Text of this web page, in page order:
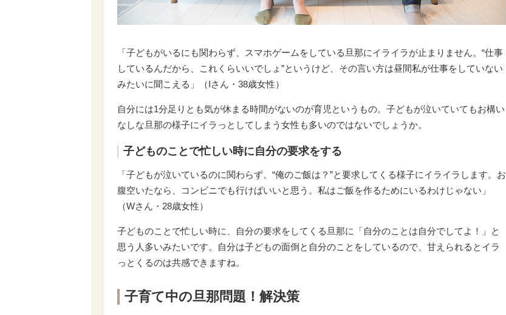
「子どもがいるにも関わらず、スマホゲームをしている旦那にイライラが止まりません。“仕事
しているんだから、これくらいいでしょ”というけど、その言い方は昼間私が仕事をしていない
みたいに聞こえる」（Iさん・38歳女性）
自分には1分足りとも気が休まる時間がないのが育児というもの。子どもが泣いていてもお構い
なしな旦那の様子にイラっとしてしまう女性も多いのではないでしょうか。
子どものことで忙しい時に自分の要求をする
「子どもが泣いているのに関わらず、“俺のご飯は？”と要求してくる様子にイライラします。お
腹空いたなら、コンビニでも行けばいいと思う。私はご飯を作るためにいるわけじゃない」
（Wさん・28歳女性）
子どものことで忙しい時に、自分の要求をしてくる旦那に「自分のことは自分でしてよ！」と
思う人多いみたいです。自分は子どもの面倒と自分のことをしているので、甘えられるとイラ
っとくるのは共感できますね。
子育て中の旦那問題！解決策